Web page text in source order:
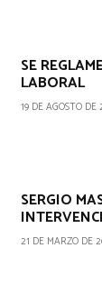
SE
LABORAL
19 DE AGOSTO DE
SERGIO
21 DE MARZO DE